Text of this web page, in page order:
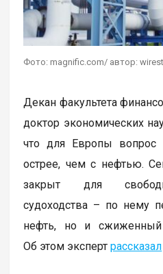
Фото: magnific.com/ автор:
Декан факультета
доктор экономических
что для Европы вопрос
острее, чем с нефтью.
закрыт для
судоходства – по нему
нефть, но и
Об этом экспертрассказал